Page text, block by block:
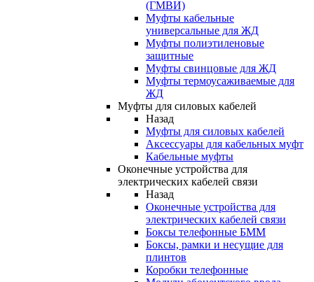
(ГМВИ)
Муфты кабельные
универсальные для ЖД
Муфты полиэтиленовые
защитные
Муфты свинцовые для ЖД
Муфты термоусаживаемые для
ЖД
Муфты для силовых кабелей
Назад
Муфты для силовых кабелей
Аксессуары для кабельных муфт
Кабельные муфты
Оконечные устройства для
электрических кабелей связи
Назад
Оконечные устройства для
электрических кабелей связи
Боксы телефонные БММ
Боксы, рамки и несущие для
плинтов
Коробки телефонные